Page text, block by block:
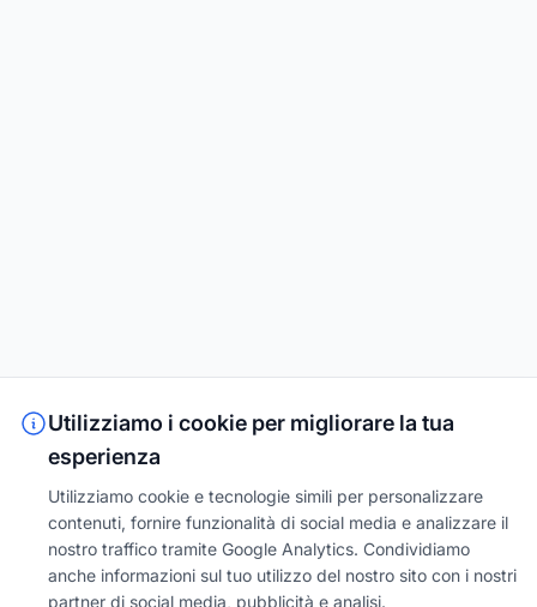
Utilizziamo i cookie per migliorare la tua
esperienza
Utilizziamo cookie e tecnologie simili per personalizzare
contenuti, fornire funzionalità di social media e analizzare il
nostro traffico tramite Google Analytics. Condividiamo
anche informazioni sul tuo utilizzo del nostro sito con i nostri
partner di social media, pubblicità e analisi.